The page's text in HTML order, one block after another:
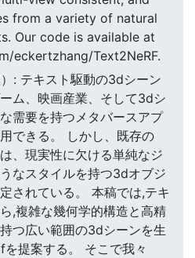
from a variety of natural
Our code is available at
eckertzhang/Text2NeRF.
: テキスト駆動の3dシーン
ム、映画産業、そして3dシ
需要を持つメタバースアプ
できる。 しかし、既存の
、現実性に欠ける単純なジ
なスタイルを持つ3dオブジ
されている。 本稿では,テキ
,複雑な幾何学的構造と高精
つ広い範囲の3dシーンを生
提案する。 そこで我々